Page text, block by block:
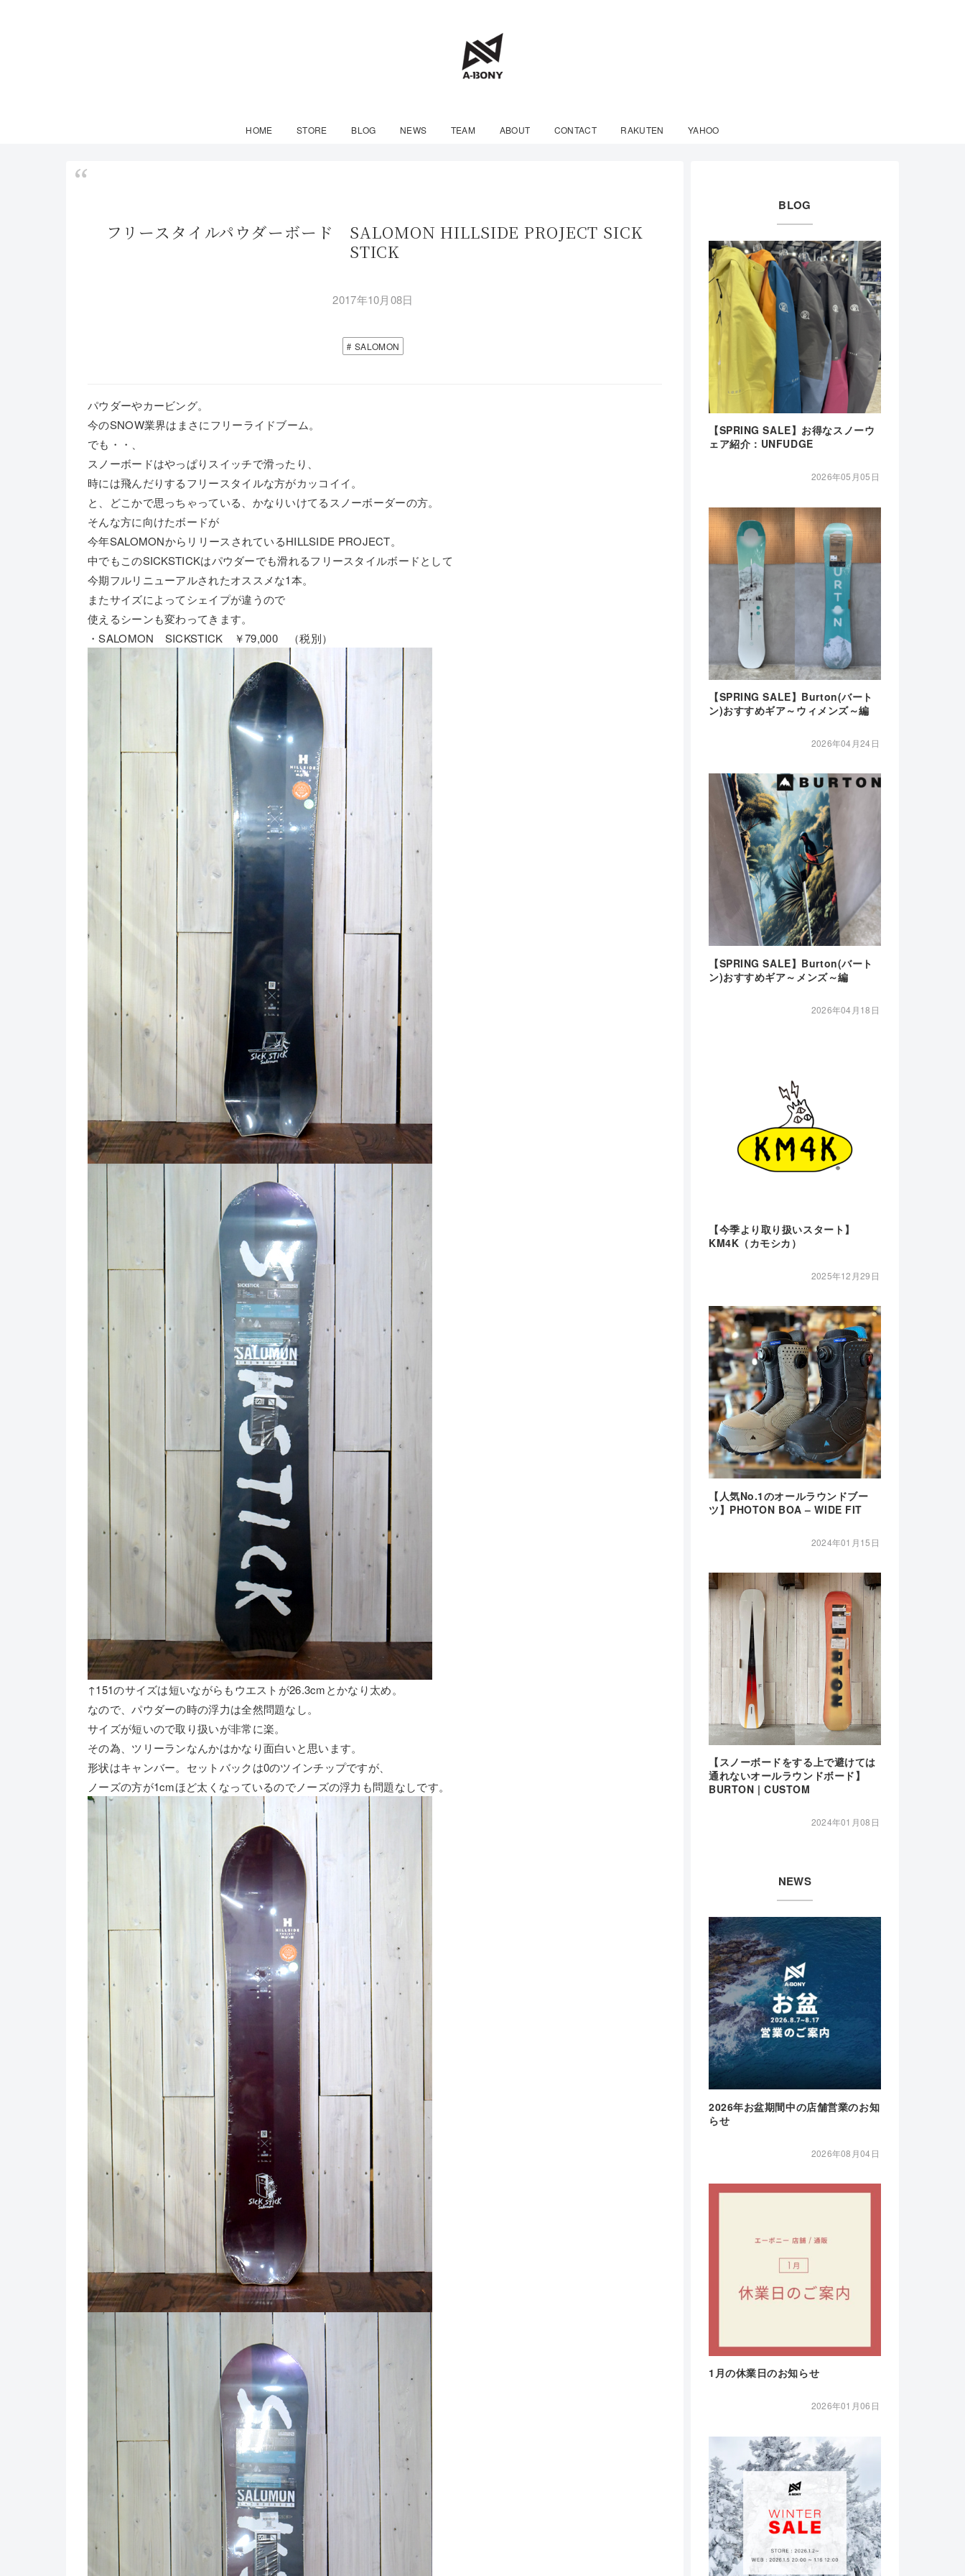
HOME STORE BLOG NEWS TEAM ABOUT CONTACT RAKUTEN YAHOO
フリースタイルパウダーボード SALOMON HILLSIDE PROJECT SICK
STICK
2017年10月08日
SALOMON
パウダーやカービング。
今のSNOW業界はまさにフリーライドブーム。
でも・・、
スノーボードはやっぱりスイッチで滑ったり、
時には飛んだりするフリースタイルな方がカッコイイ。
と、どこかで思っちゃっている、かなりいけてるスノーボーダーの方。
そんな方に向けたボードが
今年SALOMONからリリースされているHILLSIDE PROJECT。
中でもこのSICKSTICKはパウダーでも滑れるフリースタイルボードとして
今期フルリニューアルされたオススメな1本。
またサイズによってシェイプが違うので
使えるシーンも変わってきます。
・SALOMON SICKSTICK ￥79,000 （税別）
↑151のサイズは短いながらもウエストが26.3cmとかなり太め。
なので、パウダーの時の浮力は全然問題なし。
サイズが短いので取り扱いが非常に楽。
その為、ツリーランなんかはかなり面白いと思います。
形状はキャンバー。セットバックは0のツインチップですが、
ノーズの方が1cmほど太くなっているのでノーズの浮力も問題なしです。
BLOG
【SPRING SALE】お得なスノーウ
ェア紹介：UNFUDGE
2026年05月05日
【SPRING SALE】Burton(バート
ン)おすすめギア～ウィメンズ～編
2026年04月24日
【SPRING SALE】Burton(バート
ン)おすすめギア～メンズ～編
2026年04月18日
【今季より取り扱いスタート】
KM4K（カモシカ）
2025年12月29日
【人気No.1のオールラウンドブー
ツ】PHOTON BOA – WIDE FIT
2024年01月15日
【スノーボードをする上で避けては
通れないオールラウンドボード】
BURTON | CUSTOM
2024年01月08日
NEWS
2026年お盆期間中の店舗営業のお知
らせ
2026年08月04日
1月の休業日のお知らせ
2026年01月06日